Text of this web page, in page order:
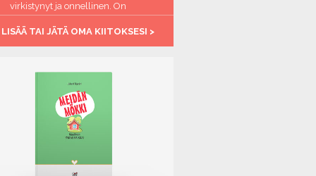
virkistynyt ja onnellinen. On
ihanaa, että on paikka jossa
aikuinen ihminen saa
hemmottelua ja tulee
Johanna, olet täsmälleen
oikeassa ammatissa <3
-Virkistynyt
TAI JÄTÄ OMA KIITOKSESI >